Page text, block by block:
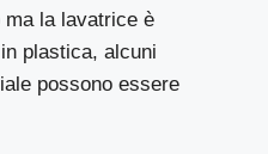
ma la lavatrice è
plastica, alcuni
possono essere